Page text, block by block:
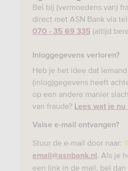
Bel bij (vermoedens van)
direct met ASN Bank via
070 - 35 69 335 (altijd
Inloggegevens verloren?
Heb je het idee dat
(inlog)gegevens heeft
op een andere manier
van fraude? Lees wat je nu
Valse e-mail ontvangen?
Stuur de e-mail door naar:
email@asnbank.nl . Als je
een link in de mail, bel dan